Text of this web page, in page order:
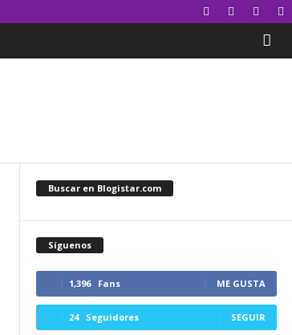
Buscar en Blogistar.com
Síguenos
1,396 Fans ME GUSTA
24 Seguidores SEGUIR